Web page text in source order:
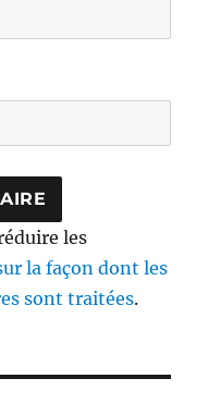
les
la façon dont les
sont traitées.